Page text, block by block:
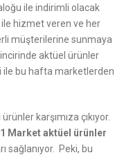
ile indirimli olacak
hizmet veren ve her
müşterilerine sunmaya
aktüel ürünler
ile bu hafta marketlerden
karşımıza çıkıyor.
Market aktüel ürünler
sağlanıyor. Peki, bu